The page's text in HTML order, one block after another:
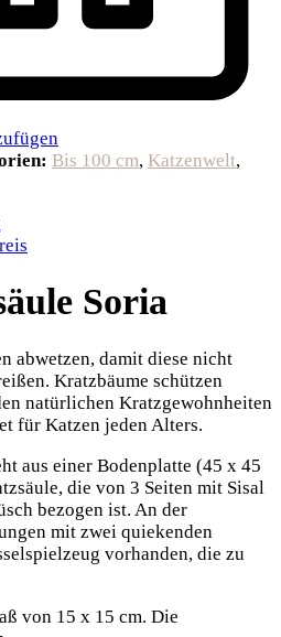
Bis 100 cm, Katzenwelt,
Soria
abwetzen, damit diese nicht
Kratzbäume schützen
natürlichen Kratzgewohnheiten
für Katzen jeden Alters.
aus einer Bodenplatte (45 x 45
die von 3 Seiten mit Sisal
bezogen ist. An der
mit zwei quiekenden
vorhanden, die zu
von 15 x 15 cm. Die